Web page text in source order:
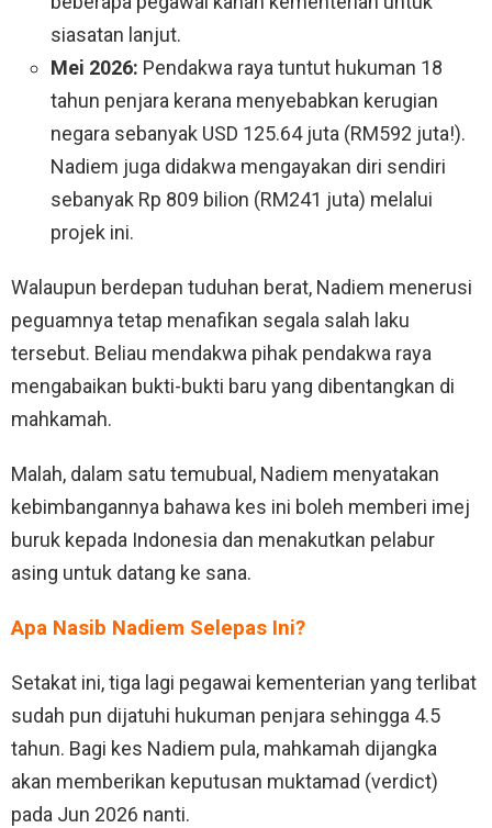
siasatan lanjut.
Mei 2026: Pendakwa raya tuntut hukuman 18
tahun penjara kerana menyebabkan kerugian
negara sebanyak USD 125.64 juta (RM592 juta!).
Nadiem juga didakwa mengayakan diri sendiri
sebanyak Rp 809 bilion (RM241 juta) melalui
projek ini.
Walaupun berdepan tuduhan berat, Nadiem menerusi
peguamnya tetap menafikan segala salah laku
tersebut. Beliau mendakwa pihak pendakwa raya
mengabaikan bukti-bukti baru yang dibentangkan di
mahkamah.
Malah, dalam satu temubual, Nadiem menyatakan
kebimbangannya bahawa kes ini boleh memberi imej
buruk kepada Indonesia dan menakutkan pelabur
asing untuk datang ke sana.
Apa Nasib Nadiem Selepas Ini?
Setakat ini, tiga lagi pegawai kementerian yang terlibat
sudah pun dijatuhi hukuman penjara sehingga 4.5
tahun. Bagi kes Nadiem pula, mahkamah dijangka
akan memberikan keputusan muktamad (verdict)
pada Jun 2026 nanti.